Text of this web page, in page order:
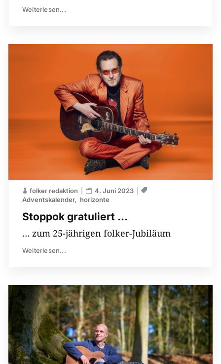
Weiterlesen...
Stoppok gratuliert …
folker redaktion
4. Juni 2023
Adventskalender
horizonte
… zum 25-jährigen folker-Jubiläum
Weiterlesen...